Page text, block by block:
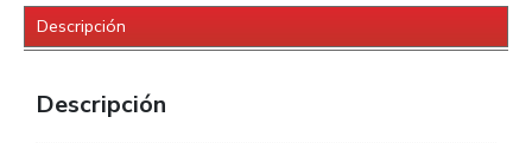
Descripción
Descripción